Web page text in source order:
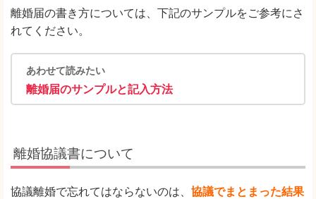
離婚届の書き方については、下記のサンプルをご参考にさ
れてください。
あわせて読みたい
離婚届のサンプルと記入方法
離婚協議書について
協議離婚で忘れてはならないのは、 協議でまとまった結果